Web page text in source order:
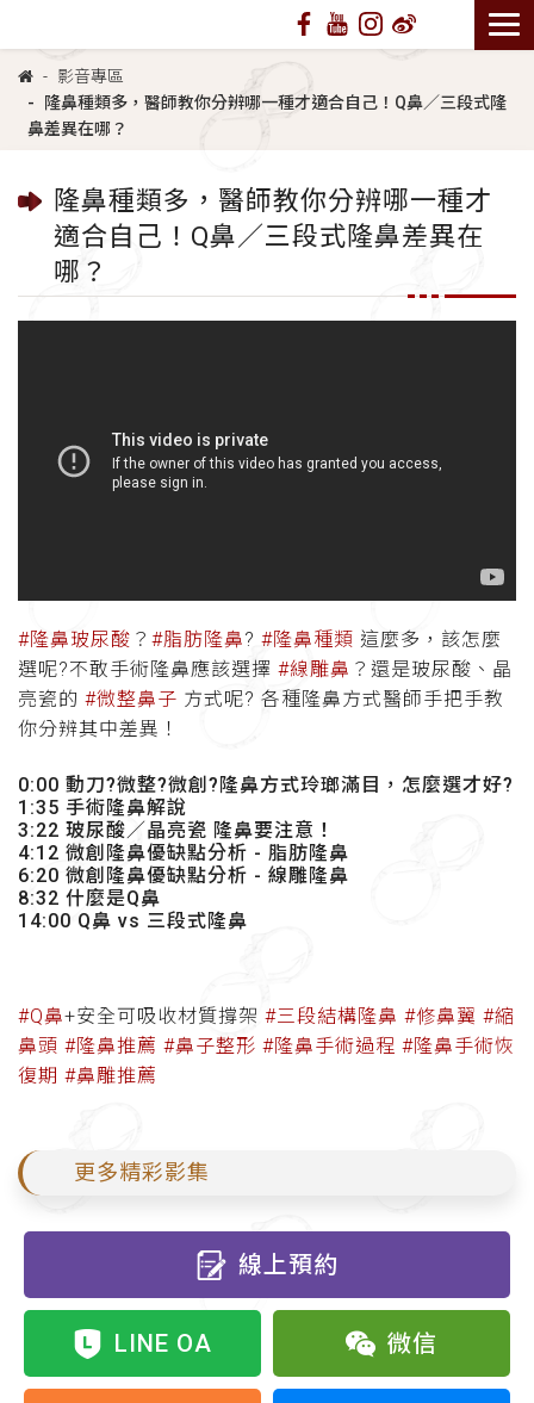
影音專區
隆鼻種類多，醫師教你分辨哪一種才適合自己！Q鼻／三段式隆
鼻差異在哪？
隆鼻種類多，醫師教你分辨哪一種才
適合自己！Q鼻／三段式隆鼻差異在
哪？
#隆鼻玻尿酸 ？ #脂肪隆鼻? #隆鼻種類 這麼多，該怎麼
選呢?不敢手術隆鼻應該選擇 #線雕鼻 ？還是玻尿酸、晶
亮瓷的 #微整鼻子 方式呢? 各種隆鼻方式醫師手把手教
你分辨其中差異！
0:00 動刀?微整?微創?隆鼻方式玲瑯滿目，怎麼選才好?
1:35 手術隆鼻解說
3:22 玻尿酸／晶亮瓷 隆鼻要注意！
4:12 微創隆鼻優缺點分析 - 脂肪隆鼻
6:20 微創隆鼻優缺點分析 - 線雕隆鼻
8:32 什麼是Q鼻
14:00 Q鼻 vs 三段式隆鼻
#Q鼻+安全可吸收材質撐架 #三段結構隆鼻 #修鼻翼 #縮
鼻頭 #隆鼻推薦 #鼻子整形 #隆鼻手術過程 #隆鼻手術恢
復期 #鼻雕推薦
更多精彩影集
線上預約
LINE OA 微信